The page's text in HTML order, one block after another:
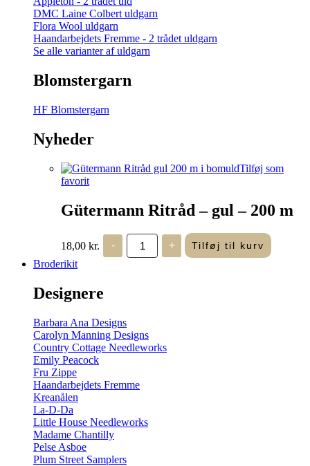
DMC Laine Colbert uldgarn
Flora Wool uldgarn
Haandarbejdets Fremme - 2 trådet uldgarn
Se alle varianter af uldgarn
Blomstergarn
HF Blomstergarn
Nyheder
Tilføj som
favorit
Gütermann Ritråd – gul – 200 m
18,00 kr. -
Gütermann
Ritråd
-
+ Tilføj til kurv
Broderikit
Designere
Barbara Ana Designs
Carolyn Manning Designs
Country Cottage Needleworks
Emily Peacock
Fru Zippe
Haandarbejdets Fremme
Kreanålen
La-D-Da
Little House Needleworks
Madame Chantilly
Pelse Asboe
Plum Street Samplers